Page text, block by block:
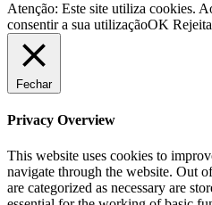
Atenção: Este site utiliza cookies.
consentir a sua utilizaçãoOK
Fechar
Privacy Overview
This website uses cookies to
navigate through the website. Out
are categorized as necessary are